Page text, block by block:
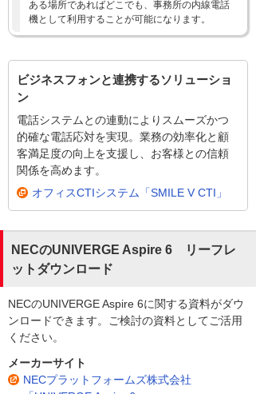
ある場所であればどこでも、事務所の内線電話
機として利用することが可能になります。
ビジネスフォンと連携するソリューショ
ン
電話システムとの連動によりスムーズかつ
的確な電話応対を実現。業務の効率化と顧
客満足度の向上を支援し、お客様との信頼
関係を高めます。
オフィスCTIシステム「SMILE V CTI」
NECのUNIVERGE Aspire 6 リーフレ
ットダウンロード
NECのUNIVERGE Aspire 6に関する資料がダウ
ンロードできます。ご検討の資料としてご活用
ください。
メーカーサイト
NECプラットフォームズ株式会社